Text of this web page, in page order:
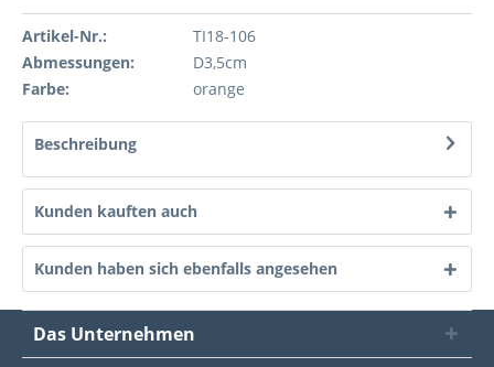
Artikel-Nr.:
TI18-106
Abmessungen:
D3,5cm
Farbe:
orange
Beschreibung
Kunden kauften auch
Kunden haben sich ebenfalls angesehen
Das Unternehmen